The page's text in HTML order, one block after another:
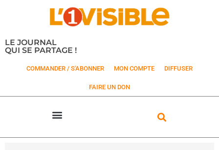
LE JOURNAL
QUI SE PARTAGE !
COMMANDER / S'ABONNER MON COMPTE DIFFUSER
FAIRE UN DON